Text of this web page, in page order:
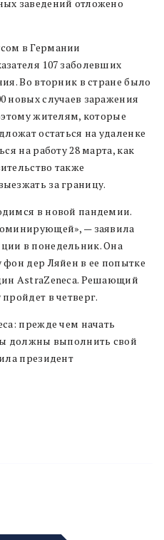
заведений отложено
в Германии
107 заболевших
Во вторник в стране было
новых случаев заражения
жителям, которые
остаться на удаленке
на работу 28 марта, как
также
за границу.
в новой пандемии.
— заявила
в понедельник. Она
дер Ляйен в ее попытке
AstraZeneca. Решающий
в четверг.
прежде чем начать
должны выполнить свой
президент